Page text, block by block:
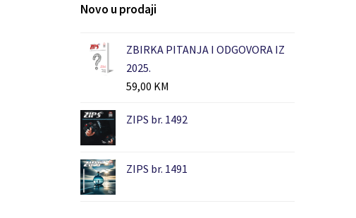
Novo u prodaji
ZBIRKA PITANJA I ODGOVORA IZ
2025.
59,00 KM
ZIPS br. 1492
ZIPS br. 1491